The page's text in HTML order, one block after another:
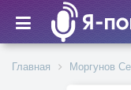
Главная Моргунов